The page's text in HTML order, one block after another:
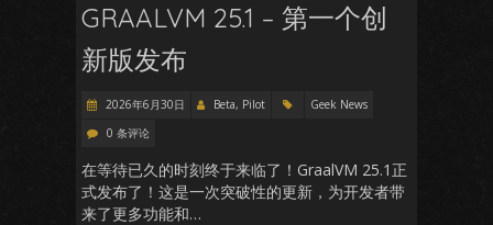
GRAALVM 25.1 – 第一个创
新版发布
2026年6月30日 Beta, Pilot
Geek News
0 条评论
在等待已久的时刻终于来临了！GraalVM 25.1正
式发布了！这是一次突破性的更新，为开发者带
来了更多功能和…